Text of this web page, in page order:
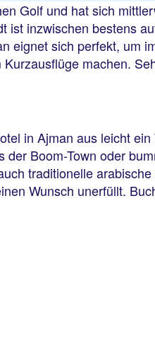
Golf und hat sich
inzwischen bestens
eignet sich perfekt, um
machen.
in Ajman aus leicht
Boom-Town oder
traditionelle
Wunsch unerfüllt.